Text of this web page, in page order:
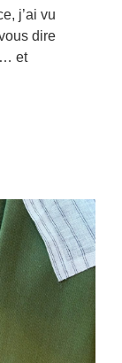
j’ai vu
dire
et